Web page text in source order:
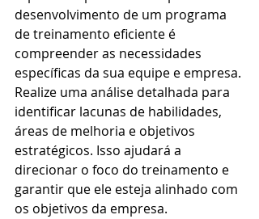
desenvolvimento de um programa
de treinamento eficiente é
compreender as necessidades
específicas da sua equipe e empresa.
Realize uma análise detalhada para
identificar lacunas de habilidades,
áreas de melhoria e objetivos
estratégicos. Isso ajudará a
direcionar o foco do treinamento e
garantir que ele esteja alinhado com
os objetivos da empresa.